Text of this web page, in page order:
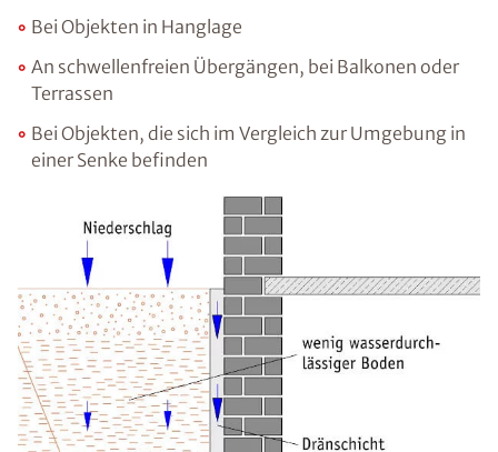
Bei Objekten in Hanglage
An schwellenfreien Übergängen, bei Balkonen oder
Terrassen
Bei Objekten, die sich im Vergleich zur Umgebung in
einer Senke befinden